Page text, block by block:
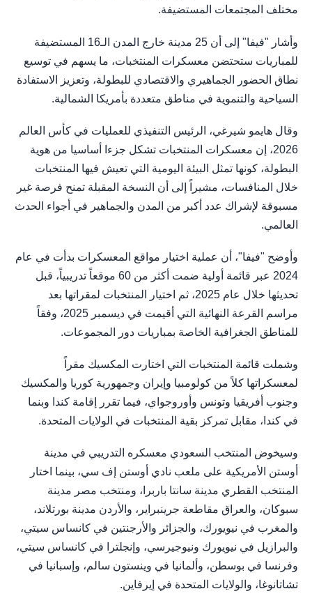
مختلف المجتمعات المستضيفة.
وأشار "فيفا" إلى أن 25 مدينة خارج المدن الـ16 المستضيفة
للمباريات ستحتضن معسكرات المنتخبات، ما يسهم في توسيع
نطاق الحضور الجماهيري والاقتصادي للبطولة، وتعزيز الاستفادة
السياحية والتنموية في مناطق متعددة بأمريكا الشمالية.
وقال هايمو شيرغي، الرئيس التنفيذي للعمليات في كأس العالم
2026، إن معسكرات المنتخبات تشكل جزءا أساسيا من هوية
البطولة، كونها تمثل البيئة اليومية التي تعيش فيها المنتخبات
خلال المنافسات، مشيراً إلى أن النسخة المقبلة تمنح فرصة غير
مسبوقة لإشراك عدد أكبر من المدن والجماهير في أجواء الحدث
العالمي.
وأوضح "فيفا"، أن عملية اختيار مواقع المعسكرات بدأت في عام
2024 عبر قائمة أولية ضمت أكثر من 60 موقعاً تدريبياً، قبل
تحديثها خلال عام 2025، ثم اختيار المنتخبات لمقراتها بعد
مراسم القرعة النهائية التي أقيمت في ديسمبر 2025، وفقاً
للمناطق الجغرافية الخاصة بمباريات دور المجموعات.
وشملت قائمة المنتخبات التي اختارت المكسيك مقراً
لمعسكراتها كلاً من كولومبيا وإيران وجمهورية كوريا والمكسيك
وجنوب أفريقيا وتونس وأوروجواي، فيما تقرر إقامة كندا وبنما
في كندا، مقابل تمركز بقية المنتخبات في الولايات المتحدة.
وسيخوض المنتخب السعودي معسكره التدريبي في مدينة
أوستن الأمريكية على ملعب نادي أوستن إف سي، بينما اختار
المنتخب القطري مدينة سانتا باربرا، ومنتخب مصر مدينة
سبوكان، والعراق مقاطعة جرينبراير، والأردن مدينة بورتلاند،
والمغرب في نيويورك، والجزائر والأرجنتين في كانساس سيتي،
والبرازيل في نيويورك ونيوجيرسي، وإنجلترا في كانساس سيتي،
وفرنسا في بوسطن، وألمانيا في وينستون سالم، وإسبانيا في
تشاتانوغا، والولايات المتحدة في إيرفاين.